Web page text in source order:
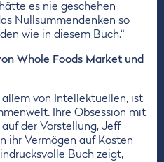
es nie geschehen
Nullsummendenken so
wie in diesem Buch.“
Whole Foods Market und
allem von Intellektuellen, ist
Ihre Obsession mit
der Vorstellung, Jeff
ihr Vermögen auf Kosten
Buch zeigt,